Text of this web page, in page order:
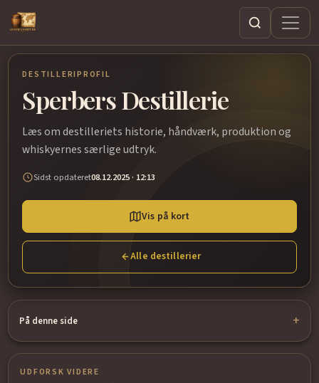
Søg
DESTILLERIPROFIL
Sperbers Destillerie
Læs om destilleriets historie, håndværk, produktion og
whiskyernes særlige udtryk.
Sidst opdateret08.12.2025 · 12:13
Vis på kort
Alle destillerier
På denne side
UDFORSK VIDERE